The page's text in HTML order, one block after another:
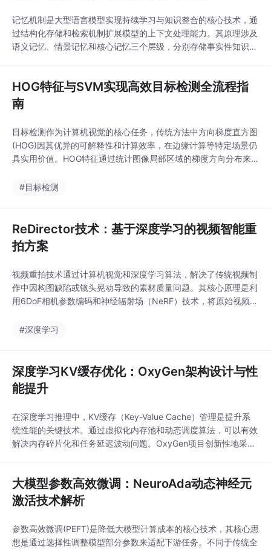
记忆机制是大型语言模型实现持续学习与知识整合的核心技术，通
过结构化存储和检索机制扩展模型的上下文处理能力。其原理涉及
语义记忆、情景记忆和核心记忆三个层级，分别存储事实性知识、
客服、学术文献助手和个性化推荐系统。本文以HotpotQA和SQu
AD数据集为例，详细解析了记忆机制在精确检索
HOG特征与SVM实现高效目标检测全流程指
南
目标检测作为计算机视觉的核心任务，传统方法中方向梯度直方图
(HOG)因其优异的可解释性和计算效率，在边缘计算等特定场景仍
具实用价值。HOG特征通过统计图像局部区域的梯度方向分布来
V通过SIMD指令优化实现了高效的HOG特征提取，结合数据增强
#目标检测
ReDirector技术：基于深度学习的视频智能重
拍方案
视频重拍技术通过计算机视觉和深度学习算法，解决了传统视频制
作中因构图缺陷或镜头晃动导致的素材质量问题。其核心原理是利
用6DoF相机参数编码和神经辐射场（NeRF）技术，将原始视频转
低重新拍摄的成本，同时提升视频内容的专业度。在应用场景上，
#深度学习
深度学习KV缓存优化：OxyGen架构设计与性
能提升
在深度学习推理中，KV缓存（Key-Value Cache）管理是提升系
统性能的关键技术。通过虚拟化内存池和动态调度算法，可以有效
解决内存碎片化和任务延迟波动问题。OxyGen项目创新性地采用
略，适用于多任务并行处理和高并发场景。结合CUDA虚拟内存管
理和混合精度优化，该方案在70B参
大模型参数高效微调：NeuroAda动态神经元
激活技术解析
参数高效微调(PEFT)是降低大模型计算成本的核心技术，其核心思
想是通过选择性调整模型部分参数来适配下游任务。不同于传统全